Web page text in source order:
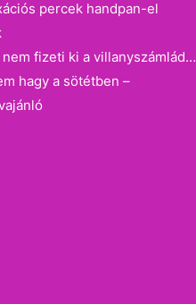
percek handpan-el
nem fizeti ki a villanyszámlád…
hagy a sötétben –